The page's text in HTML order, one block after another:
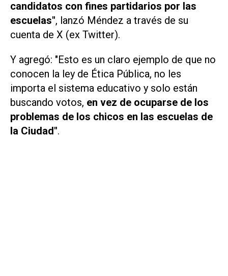
candidatos con fines partidarios por las
escuelas", lanzó Méndez a través de su
cuenta de X (ex Twitter).
Y agregó: "Esto es un claro ejemplo de que no
conocen la ley de Ética Pública, no les
importa el sistema educativo y solo están
buscando votos, en vez de ocuparse de los
problemas de los chicos en las escuelas de
la Ciudad".